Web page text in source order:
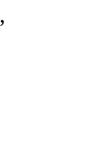
,